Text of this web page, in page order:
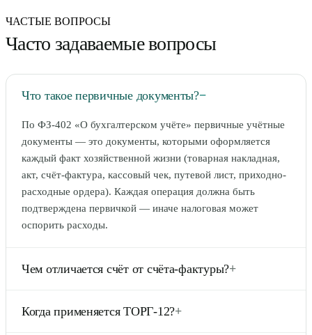
ЧАСТЫЕ ВОПРОСЫ
Часто задаваемые вопросы
Что такое первичные документы?−
По ФЗ-402 «О бухгалтерском учёте» первичные учётные
документы — это документы, которыми оформляется
каждый факт хозяйственной жизни (товарная накладная,
акт, счёт-фактура, кассовый чек, путевой лист, приходно-
расходные ордера). Каждая операция должна быть
подтверждена первичкой — иначе налоговая может
оспорить расходы.
Чем отличается счёт от счёта-фактуры?+
коммерческий документ для предложения оплаты, не
Когда применяется ТОРГ-12?+